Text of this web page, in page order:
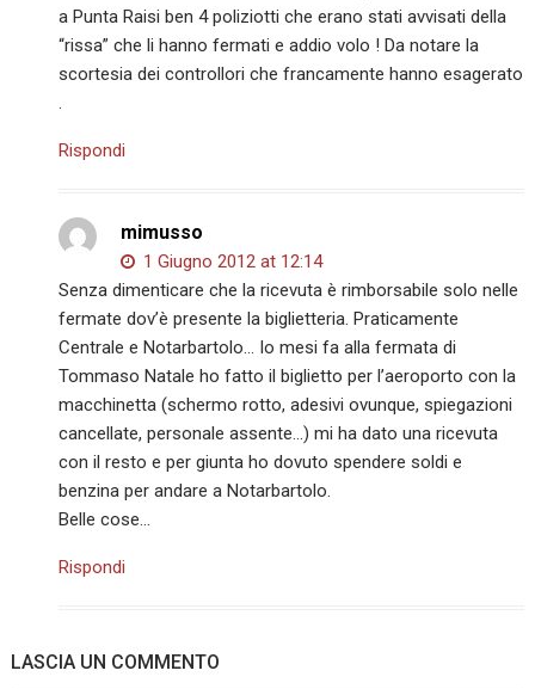
a Punta Raisi ben 4 poliziotti che erano stati avvisati della
“rissa” che li hanno fermati e addio volo ! Da notare la
scortesia dei controllori che francamente hanno esagerato
.
Rispondi
mimusso
1 Giugno 2012 at 12:14
Senza dimenticare che la ricevuta è rimborsabile solo nelle
fermate dov’è presente la biglietteria. Praticamente
Centrale e Notarbartolo… Io mesi fa alla fermata di
Tommaso Natale ho fatto il biglietto per l’aeroporto con la
macchinetta (schermo rotto, adesivi ovunque, spiegazioni
cancellate, personale assente…) mi ha dato una ricevuta
con il resto e per giunta ho dovuto spendere soldi e
benzina per andare a Notarbartolo.
Belle cose…
Rispondi
LASCIA UN COMMENTO